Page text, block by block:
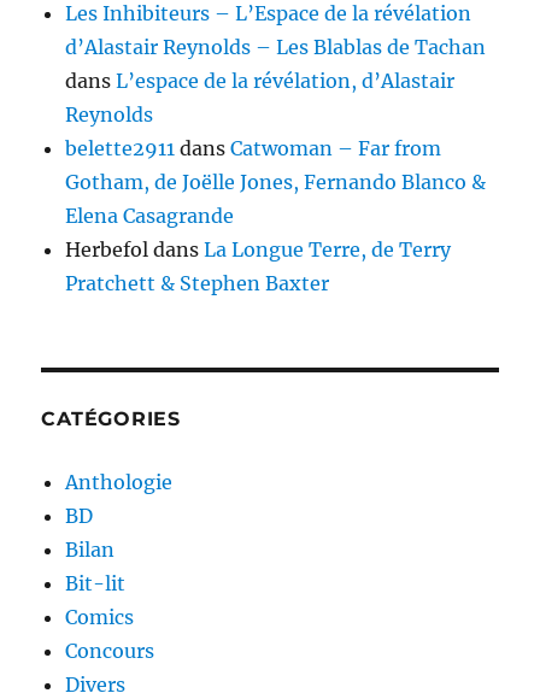
Les Inhibiteurs – L’Espace de la révélation
d’Alastair Reynolds – Les Blablas de Tachan
dansL’espace de la révélation, d’Alastair
Reynolds
belette2911 dansCatwoman – Far from
Gotham, de Joëlle Jones, Fernando Blanco &
Elena Casagrande
Herbefol dansLa Longue Terre, de Terry
Pratchett & Stephen Baxter
CATÉGORIES
Anthologie
BD
Bilan
Bit-lit
Comics
Concours
Divers